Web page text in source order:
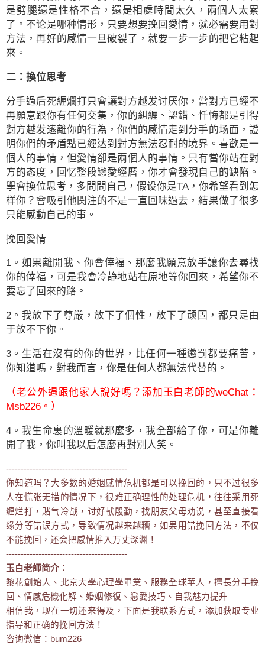
是劈腿還是性格不合，還是相處時間太久，兩個人太累
了。不论是哪种情形，只要想要挽回愛情，就必需要用對
方法，再好的感情一旦破裂了，就要一步一步的把它粘起
來。
二：換位思考
分手過后死緾爛打只會讓對方越发讨厌你，當對方已經不
再願意跟你有任何交集，你的糾緾、認錯、忏悔都是引得
對方越发逺離你的行為，你們的感情走到分手的场面，證
明你們的矛盾點已經达到對方無法忍耐的境界。喜歡是一
個人的事情，但愛情卻是兩個人的事情。只有當你站在對
方的态度，回忆整段戀愛經曆，你才會發現自己的缺陷。
學會換位思考，多問問自己，假设你是TA，你希望看到怎
样你？會吸引他関注的不是一直回味過去，結果做了很多
只能感動自己的事。
挽回愛情
1。如果離開我、你會倖福、那麼我願意放手讓你去尋找
你的倖福，可是我會冷静地站在原地等你回來，希望你不
要忘了回來的路。
2。我放下了尊厳，放下了個性，放下了顽固，都只是由
于放不下你。
3。生活在沒有的你的世界，比任何一種懲罰都要痛苦，
你知道嗎，對我而言，你是任何人都無法代替的。
（老公外遇跟他家人說好嗎？添加玉白老師的weChat：
Msb226。）
4。我生命裏的溫暖就那麼多，我全部給了你，可是你離
開了我，你叫我以后怎麼再對別人笑。
-----------------------------------------
你知道吗？大多数的婚姻感情危机都是可以挽回的，只不过很多
人在慌张无措的情况下，很难正确理性的处理危机，往往采用死
缠烂打，赌气冷战，讨好献殷勤，找朋友父母劝说，甚至直接看
缘分等错误方式，导致情况越来越糟，如果用错挽回方法，不仅
不能挽回，还会把感情推入万丈深渊！
-----------------------------------------
玉白老師简介：
黎花創始人、北京大學心理學畢業、服務全球華人，擅長分手挽
回、情感危機化解、婚姻修復、戀愛技巧、自我魅力提升
相信我，现在一切还来得及，下面是我联系方式，添加获取专业
指导和正确的挽回方法！
咨询微信：bum226